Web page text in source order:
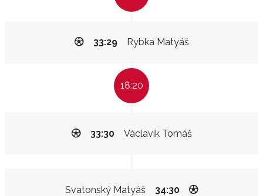
Rybka Matyáš
33:29
18:20
Václavík Tomáš
33:30
Svatonský Matyáš 34:30